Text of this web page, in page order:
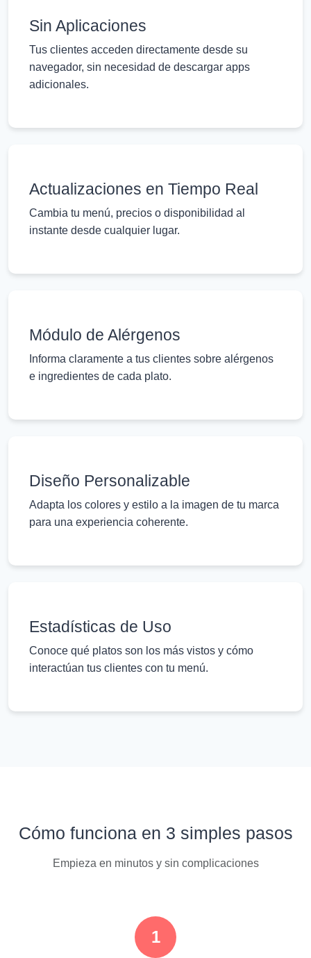
Sin Aplicaciones
Tus clientes acceden directamente desde su
navegador, sin necesidad de descargar apps
adicionales.
Actualizaciones en Tiempo Real
Cambia tu menú, precios o disponibilidad al
instante desde cualquier lugar.
Módulo de Alérgenos
Informa claramente a tus clientes sobre alérgenos
e ingredientes de cada plato.
Diseño Personalizable
Adapta los colores y estilo a la imagen de tu marca
para una experiencia coherente.
Estadísticas de Uso
Conoce qué platos son los más vistos y cómo
interactúan tus clientes con tu menú.
Cómo funciona en 3 simples pasos
Empieza en minutos y sin complicaciones
1